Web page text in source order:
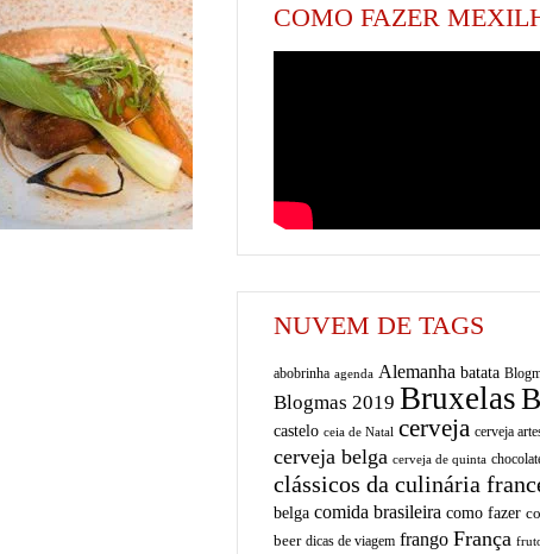
COMO FAZER
NUVEM DE TAGS
abobrinha agenda Alemanha batata
Blogmas 2019 Bruxelas
castelo ceia de Natal cerveja cerveja
cerveja belga cerveja de quinta
clássicos da culinária
belga comida brasileira como fazer
beer dicas de viagem frango França